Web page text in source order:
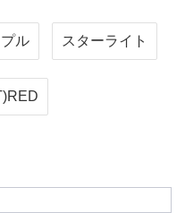
ル スターライト